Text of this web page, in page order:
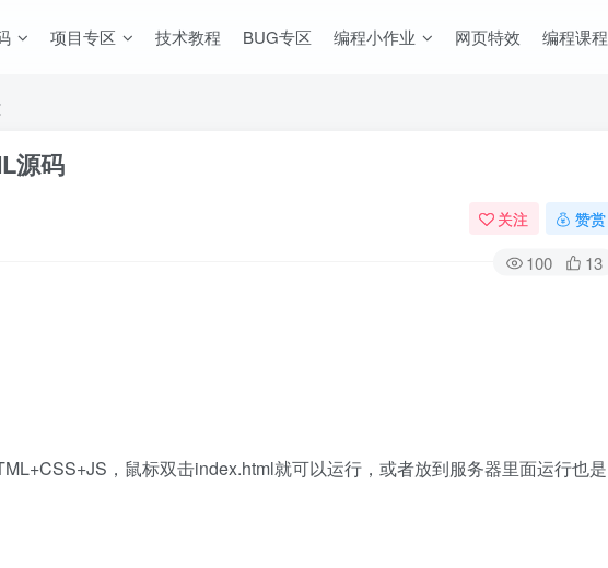
项目专区 技术教程 BUG专区 编程小作业 网页特效 编程课程
源码
关注 赞赏
100 13
，鼠标双击index.html就可以运行，或者放到服务器里面运行也是